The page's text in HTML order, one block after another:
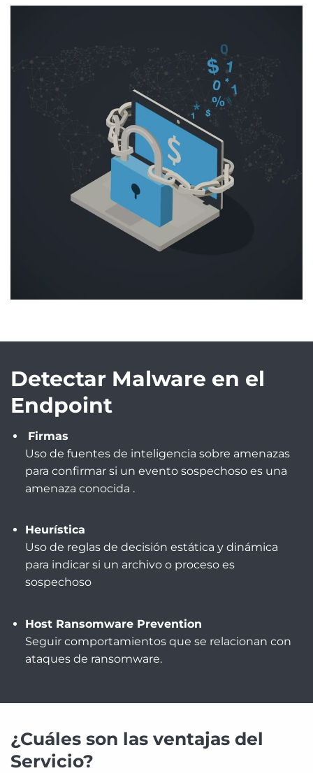
Detectar Malware en el
Endpoint
Firmas
Uso de fuentes de inteligencia sobre amenazas
para confirmar si un evento sospechoso es una
amenaza conocida .
Heurística
Uso de reglas de decisión estática y dinámica
para indicar si un archivo o proceso es
sospechoso
Host Ransomware Prevention
Seguir comportamientos que se relacionan con
ataques de ransomware.
¿Cuáles son las ventajas del
Servicio?